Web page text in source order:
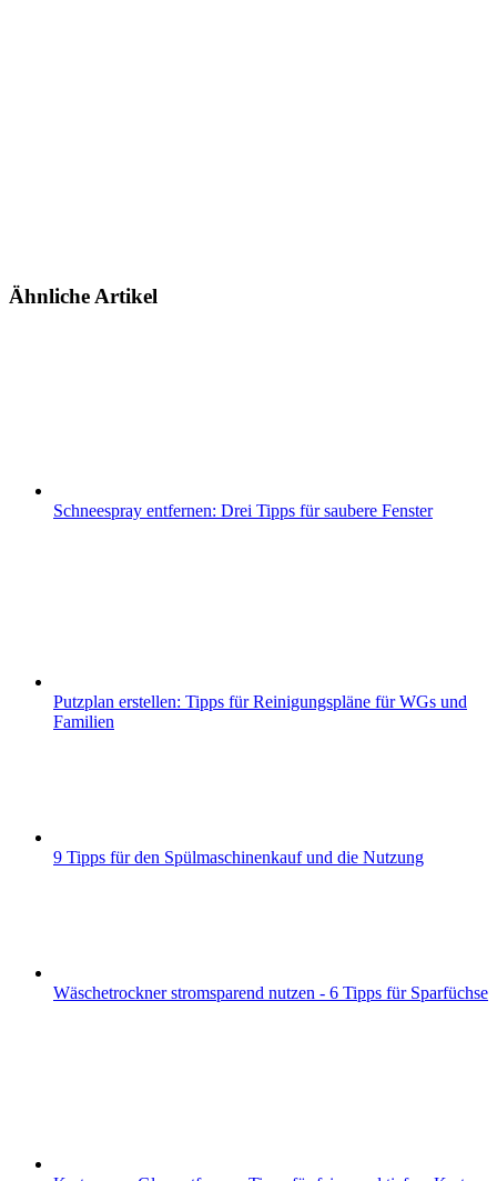
Ähnliche Artikel
Schneespray entfernen: Drei Tipps für saubere Fenster
Putzplan erstellen: Tipps für Reinigungspläne für WGs und
Familien
9 Tipps für den Spülmaschinenkauf und die Nutzung
Wäschetrockner stromsparend nutzen - 6 Tipps für Sparfüchse